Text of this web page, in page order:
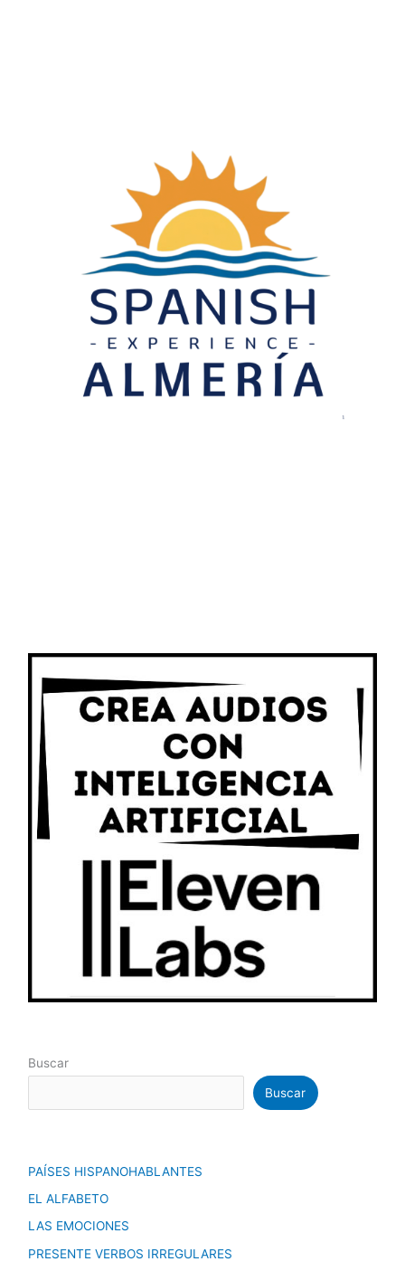
Buscar
Buscar
PAÍSES HISPANOHABLANTES
EL ALFABETO
LAS EMOCIONES
PRESENTE VERBOS IRREGULARES